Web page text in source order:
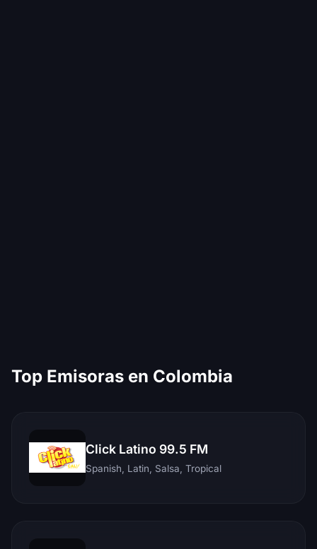
Top Emisoras en Colombia
Click Latino 99.5 FM
Spanish, Latin, Salsa, Tropical